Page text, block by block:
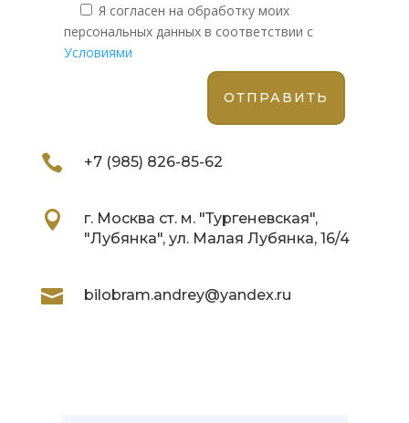
Я согласен на обработку моих
персональных данных в соответствии с
Условиями
 +7 (985) 826-85-62

г. Москва ст. м. "Тургеневская",
"Лубянка", ул. Малая Лубянка, 16/4
 bilobram.andrey@yandex.ru